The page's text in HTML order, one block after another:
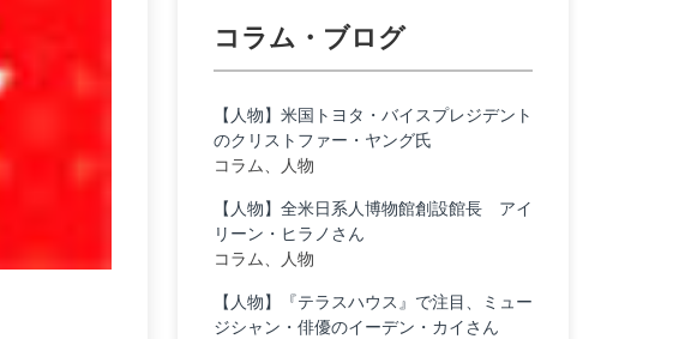
コラム・ブログ
【人物】米国トヨタ・バイスプレジデント
のクリストファー・ヤング氏
コラム、人物
【人物】全米日系人博物館創設館長 アイ
リーン・ヒラノさん
コラム、人物
【人物】『テラスハウス』で注目、ミュー
ジシャン・俳優のイーデン・カイさん